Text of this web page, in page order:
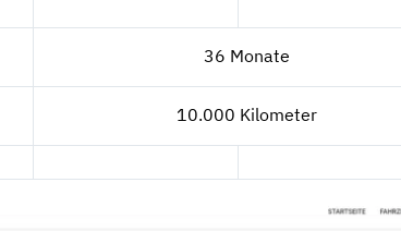
36 Monate
10.000 Kilometer